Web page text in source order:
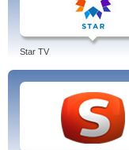
Star TV